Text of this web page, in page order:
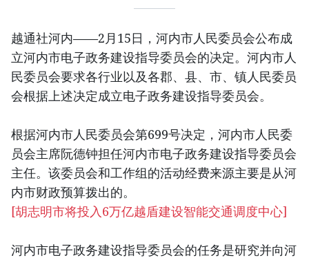
越通社河内——2月15日，河内市人民委员会公布成
立河内市电子政务建设指导委员会的决定。河内市人
民委员会要求各行业以及各郡、县、市、镇人民委员
会根据上述决定成立电子政务建设指导委员会。
根据河内市人民委员会第699号决定，河内市人民委
员会主席阮德钟担任河内市电子政务建设指导委员会
主任。该委员会和工作组的活动经费来源主要是从河
内市财政预算拨出的。
[胡志明市将投入6万亿越盾建设智能交通调度中心]
河内市电子政务建设指导委员会的任务是研究并向河